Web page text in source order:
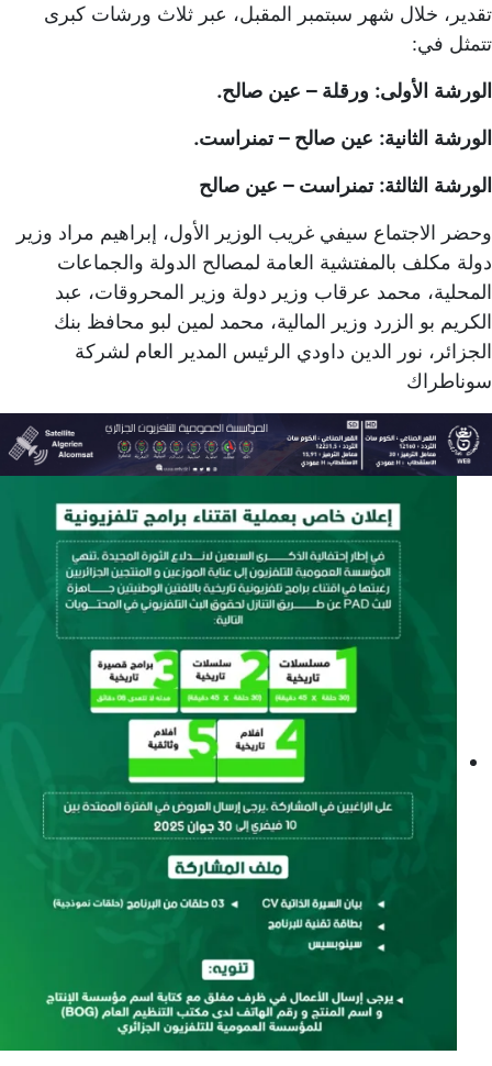
تقدير، خلال شهر سبتمبر المقبل، عبر ثلاث ورشات كبرى
تتمثل في:
الورشة الأولى: ورقلة – عين صالح.
الورشة الثانية: عين صالح – تمنراست.
الورشة الثالثة: تمنراست – عين صالح
وحضر الاجتماع سيفي غريب الوزير الأول، إبراهيم مراد وزير
دولة مكلف بالمفتشية العامة لمصالح الدولة والجماعات
المحلية، محمد عرقاب وزير دولة وزير المحروقات، عبد
الكريم بو الزرد وزير المالية، محمد لمين لبو محافظ بنك
الجزائر، نور الدين داودي الرئيس المدير العام لشركة
سوناطراك